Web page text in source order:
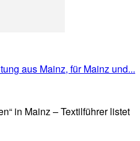
in Mainz – Textilführer listet